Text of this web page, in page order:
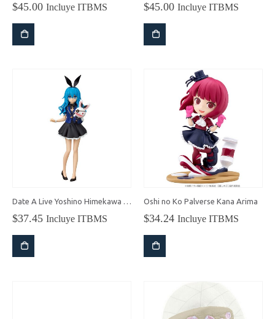
$45.00 Incluye ITBMS $45.00 Incluye ITBMS
Date A Live Yoshino Himekawa Figura Glitter & Glamours
$37.45 Incluye ITBMS
Oshi no Ko Palverse Kana Arima
$34.24 Incluye ITBMS